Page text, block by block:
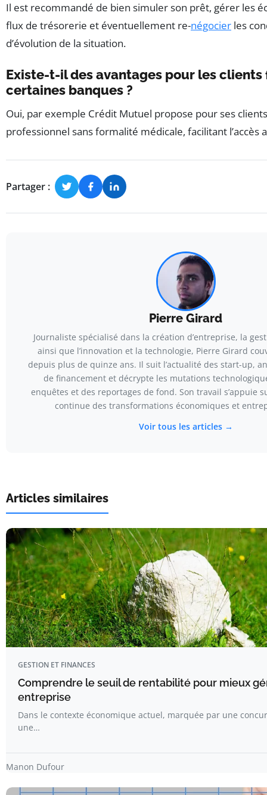
Il est recommandé de bien simuler son prêt, gérer les
flux de trésorerie et éventuellement re-négocier les
d’évolution de la situation.
Existe-t-il des avantages pour les clients
certaines banques ?
Oui, par exemple Crédit Mutuel propose pour ses
professionnel sans formalité médicale, facilitant l’accès
Partager :
Pierre Girard
Journaliste spécialisé dans la création d’entreprise, la
ainsi que l’innovation et la technologie, Pierre Girard
depuis plus de quinze ans. Il suit l’actualité des start-up,
de financement et décrypte les mutations
enquêtes et des reportages de fond. Son travail s’appuie
continue des transformations économiques et
Voir tous les articles →
Articles similaires
GESTION ET FINANCES
Comprendre le seuil de rentabilité pour mieux
entreprise
Dans le contexte économique actuel, marquée par une
une…
Manon Dufour